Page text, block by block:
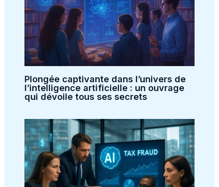
Plongée captivante dans l’univers de
l’intelligence artificielle : un ouvrage
qui dévoile tous ses secrets